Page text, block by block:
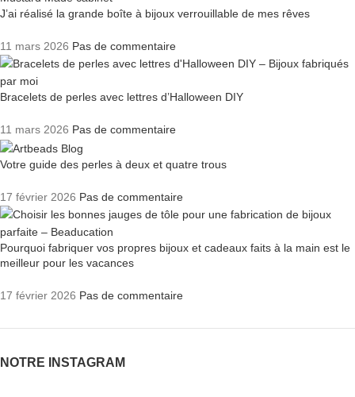
J’ai réalisé la grande boîte à bijoux verrouillable de mes rêves
11 mars 2026 Pas de commentaire
Bracelets de perles avec lettres d’Halloween DIY
11 mars 2026 Pas de commentaire
Votre guide des perles à deux et quatre trous
17 février 2026 Pas de commentaire
Pourquoi fabriquer vos propres bijoux et cadeaux faits à la main est le
meilleur pour les vacances
17 février 2026 Pas de commentaire
NOTRE INSTAGRAM